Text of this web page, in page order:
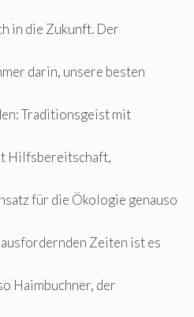
in die Zukunft. Der
darin, unsere besten
Traditionsgeist mit
Hilfsbereitschaft,
für die Ökologie genauso
Zeiten ist es
Haimbuchner, der